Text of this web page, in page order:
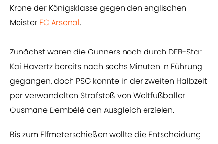
Krone der Königsklasse gegen den englischen
Meister FC Arsenal.
Zunächst waren die Gunners noch durch DFB-Star
Kai Havertz bereits nach sechs Minuten in Führung
gegangen, doch PSG konnte in der zweiten Halbzeit
per verwandelten Strafstoß von Weltfußballer
Ousmane Dembélé den Ausgleich erzielen.
Bis zum Elfmeterschießen wollte die Entscheidung